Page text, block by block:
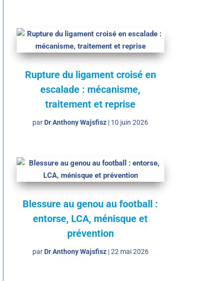
Rupture du ligament croisé en
escalade : mécanisme,
traitement et reprise
par Dr Anthony Wajsfisz | 10 juin 2026
Blessure au genou au football :
entorse, LCA, ménisque et
prévention
par Dr Anthony Wajsfisz|22 mai 2026